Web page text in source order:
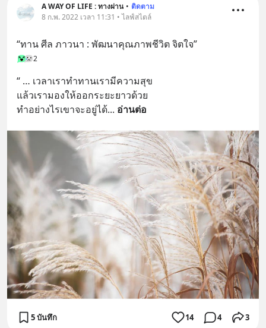
A WAY OF LIFE : ทางผ่าน • ติดตาม
8 ก.พ. 2022 เวลา 11:31 • ไลฟ์สไตล์
“ทาน ศีล ภาวนา : พัฒนาคุณภาพชีวิต จิตใจ”
2
“ … เวลาเราทำทานเรามีความสุข
แล้วเรามองให้ออกระยะยาวด้วย
ทำอย่างไรเขาจะอยู่ได้... อ่านต่อ
5 บันทึก 14 4 3